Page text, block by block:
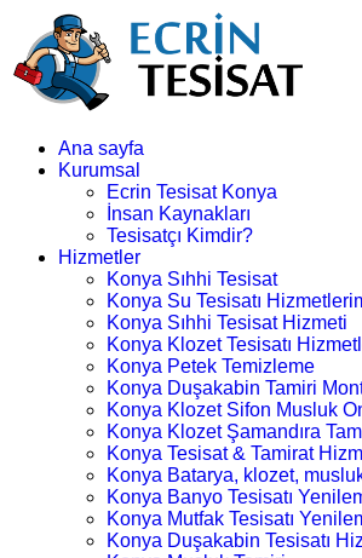
Ana sayfa
Kurumsal
Ecrin Tesisat Konya
İnsan Kaynakları
Tesisatçı Kimdir?
Hizmetler
Konya Sıhhi Tesisat
Konya Su Tesisatı
Konya Sıhhi Tesisat Hizmeti
Konya Klozet Tesisatı
Konya Petek Temizleme
Konya Duşakabin Tamiri
Konya Klozet Sifon Musluk
Konya Klozet Şamandıra
Konya Tesisat & Tamirat
Konya Batarya, klozet,
Konya Banyo Tesisatı
Konya Mutfak Tesisatı
Konya Duşakabin Tesisatı